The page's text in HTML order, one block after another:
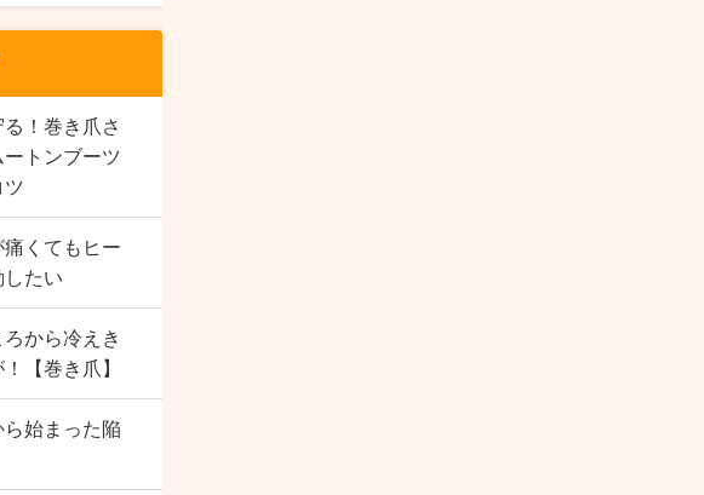
る！巻き爪さ
ートンブーツ
ツ
くてもヒー
したい
から冷えき
【巻き爪】
始まった陥